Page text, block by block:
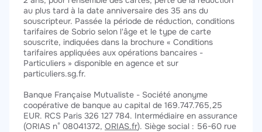
au plus tard à la date anniversaire des 35 ans du
souscripteur. Passée la période de réduction, conditions
tarifaires de Sobrio selon l'âge et le type de carte
souscrite, indiquées dans la brochure « Conditions
tarifaires appliquées aux opérations bancaires -
Particuliers » disponible en agence et sur
particuliers.sg.fr.
Banque Française Mutualiste - Société anonyme
coopérative de banque au capital de 169.747.765,25
EUR. RCS Paris 326 127 784. Intermédiaire en assurance
(ORIAS n° 08041372, ORIAS.fr). Siège social : 56-60 rue